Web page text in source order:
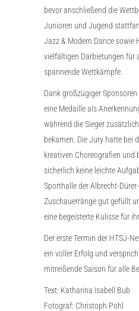
bevor anschließend die
Junioren und Jugend
Jazz & Modern Dance sowie
vielfältigen Darbietungen für
spannende Wettkämpfe.
Dank großzügiger
eine Medaille als
während die Sieger
bekamen. Die Jury hatte bei
kreativen Choreografien und
sicherlich keine leichte
Sporthalle der Albrecht-
Zuschauerränge gut gefüllt
eine begeisterte Kulisse für
Der erste Termin der HTSJ-
ein voller Erfolg und
mitreißende Saison für alle
Text: Katharina Isabell Bub
Fotograf: Christoph Pohl